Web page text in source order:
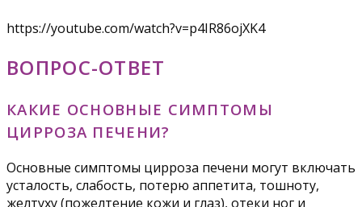
https://youtube.com/watch?v=p4IR86ojXK4
ВОПРОС-ОТВЕТ
КАКИЕ ОСНОВНЫЕ СИМПТОМЫ
ЦИРРОЗА ПЕЧЕНИ?
Основные симптомы цирроза печени могут включать
усталость, слабость, потерю аппетита, тошноту,
желтуху (пожелтение кожи и глаз), отеки ног и